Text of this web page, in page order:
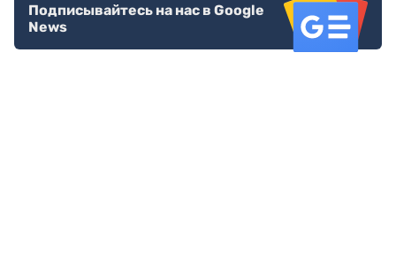
Подписывайтесь на нас в Google
News